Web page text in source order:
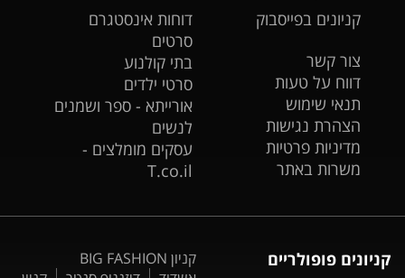
קניונים בפייסבוק
צור קשר
דווח על טעות
תנאי שימוש
הצהרת נגישות
מדיניות פרטיות
משרות באתר
דוחות אינסטגרם
סרטים
בתי קולנוע
סרטי ילדים
אורייתא - ספר ושמנים
לנשים
עסקים מומלצים -
T.co.il
קניונים פופולריים
קניון BIG FASHION